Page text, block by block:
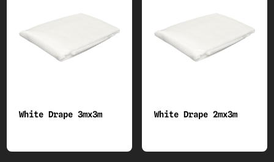
White Drape 3mx3m White Drape 2mx3m